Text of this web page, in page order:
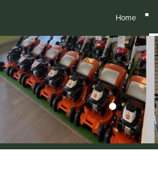
Home ■